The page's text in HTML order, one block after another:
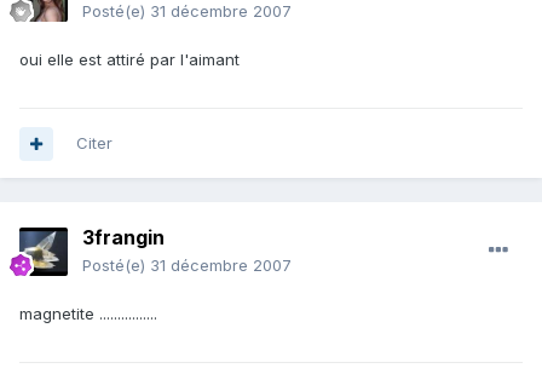
Posté(e) 31 décembre 2007
oui elle est attiré par l'aimant
Citer
3frangin
Posté(e) 31 décembre 2007
magnetite ................